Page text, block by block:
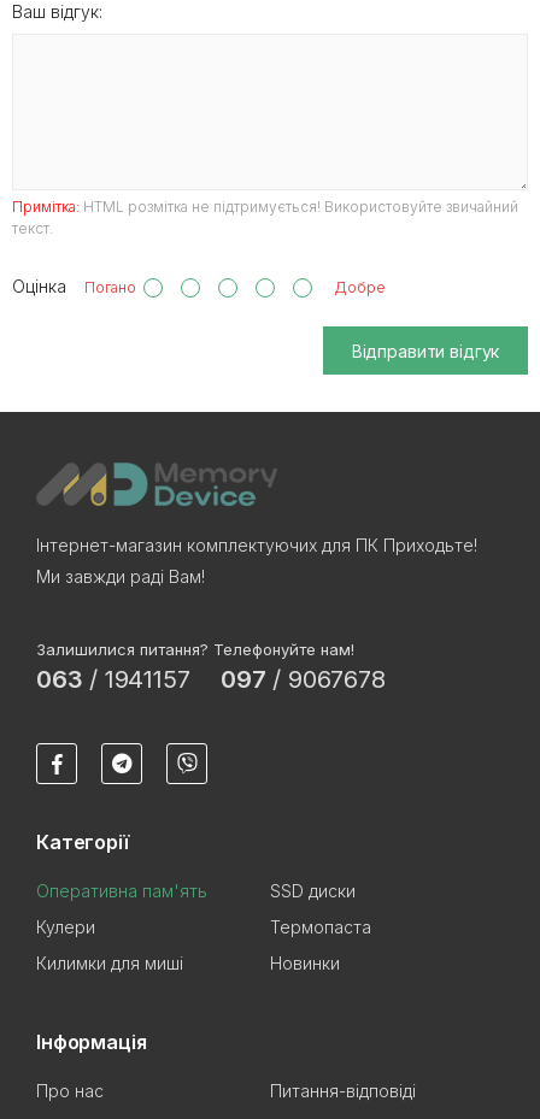
Ваш відгук:
Примітка: HTML розмітка не підтримується! Використовуйте звичайний
текст.
Оцінка Погано Добре
Відправити відгук
Інтернет-магазин комплектуючих для ПК Приходьте!
Ми завжди раді Вам!
Залишилися питання? Телефонуйте нам!
063 / 1941157 097 / 9067678
Категорії
Оперативна пам'ять
SSD диски
Кулери
Термопаста
Килимки для миші
Новинки
Інформація
Про нас
Питання-відповіді